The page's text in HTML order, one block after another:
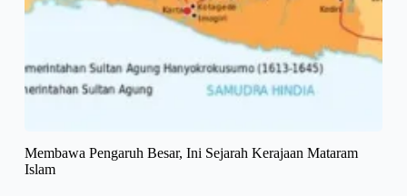
Membawa Pengaruh Besar, Ini Sejarah Kerajaan Mataram
Islam